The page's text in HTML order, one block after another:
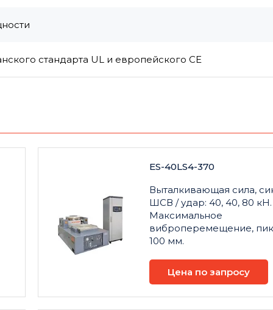
стандарта UL и европейского CE
ES-40LS4-370
Выталкивающая сила,
ШСВ / удар: 40, 40, 80 кН.
Максимальное
виброперемещение,
100 мм.
Цена по запросу